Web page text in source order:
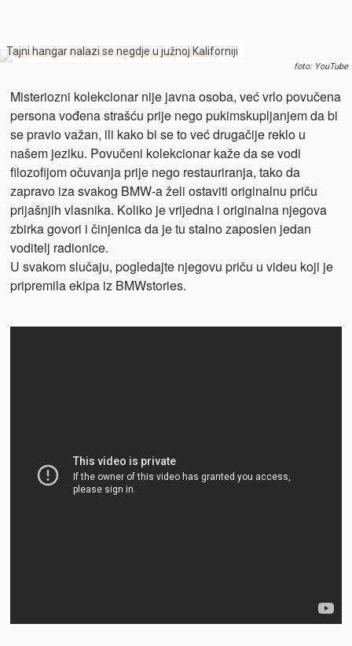
Tajni hangar nalazi se negdje u južnoj Kaliforniji
foto: YouTube
Misteriozni kolekcionar nije javna osoba, već vrlo povučena
persona vođena strašću prije nego pukimskupljanjem da bi
se pravio važan, ili kako bi se to već drugačije reklo u
našem jeziku. Povučeni kolekcionar kaže da se vodi
filozofijom očuvanja prije nego restauriranja, tako da
zapravo iza svakog BMW-a želi ostaviti originalnu priču
prijašnjih vlasnika. Koliko je vrijedna i originalna njegova
zbirka govori i činjenica da je tu stalno zaposlen jedan
voditelj radionice.
U svakom slučaju, pogledajte njegovu priču u videu koji je
pripremila ekipa iz BMWstories.